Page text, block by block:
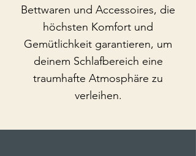
Bettwaren und Accessoires, die
höchsten Komfort und
Gemütlichkeit garantieren, um
deinem Schlafbereich eine
traumhafte Atmosphäre zu
verleihen.